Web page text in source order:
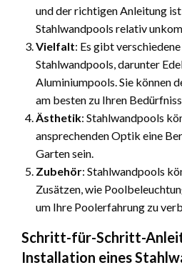
und der richtigen Anleitung
Stahlwandpools relativ
Vielfalt: Es gibt
Stahlwandpools, darunter
Aluminiumpools. Sie können
am besten zu Ihren
Ästhetik: Stahlwandpools
ansprechenden Optik eine
Garten sein.
Zubehör: Stahlwandpools
Zusätzen, wie
um Ihre Poolerfahrung zu
Schritt-für-Schritt-
Installation eines